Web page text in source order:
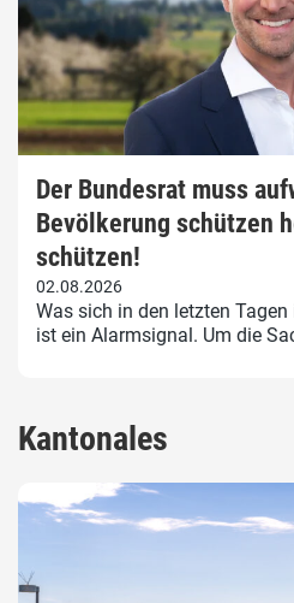
Der Bundesrat muss
Bevölkerung schützen
schützen!
02.08.2026
Was sich in den letzten
ist ein Alarmsignal. Um die
Kantonales